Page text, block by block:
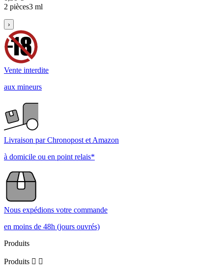
2 pièces3 ml
›
Vente interdite
aux mineurs
Livraison par Chronopost et Amazon
à domicile ou en point relais*
Nous expédions votre commande
en moins de 48h (jours ouvrés)
Produits
Produits  